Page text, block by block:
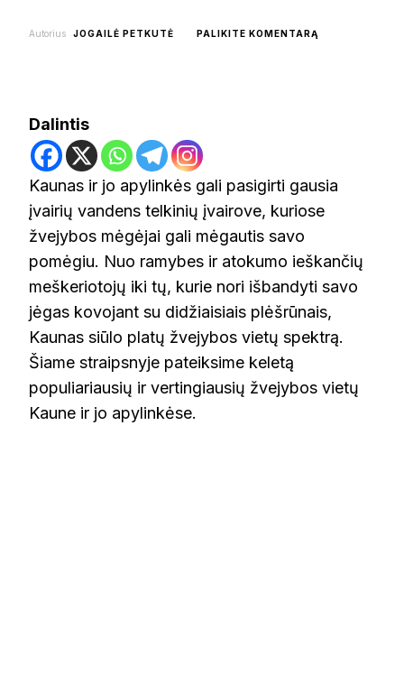
Autorius JOGAILĖ PETKUTĖ PALIKITE KOMENTARĄ
Dalintis
Kaunas ir jo apylinkės gali pasigirti gausia
įvairių vandens telkinių įvairove, kuriose
žvejybos mėgėjai gali mėgautis savo
pomėgiu. Nuo ramybes ir atokumo ieškančių
meškeriotojų iki tų, kurie nori išbandyti savo
jėgas kovojant su didžiaisiais plėšrūnais,
Kaunas siūlo platų žvejybos vietų spektrą.
Šiame straipsnyje pateiksime keletą
populiariausių ir vertingiausių žvejybos vietų
Kaune ir jo apylinkėse.